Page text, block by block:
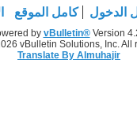
الدخول كامل الموقع
by vBulletin®Version
vBulletin Solutions, Inc. All
Translate By Almuhajir